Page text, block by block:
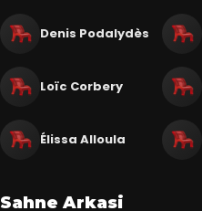
Denis Podalydès
Loïc Corbery
Élissa Alloula
Sahne Arkasi